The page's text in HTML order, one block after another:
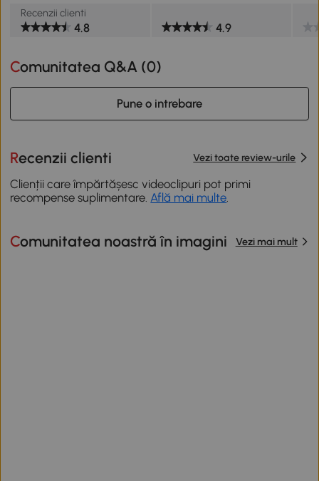
Recenzii clienti
4.8 4.9
Comunitatea Q&A (0)
Pune o intrebare
Recenzii clienti Vezi toate review-urile
Clienții care împărtășesc videoclipuri pot primi
recompense suplimentare. Află mai multe.
Comunitatea noastră în imagini Vezi mai mult